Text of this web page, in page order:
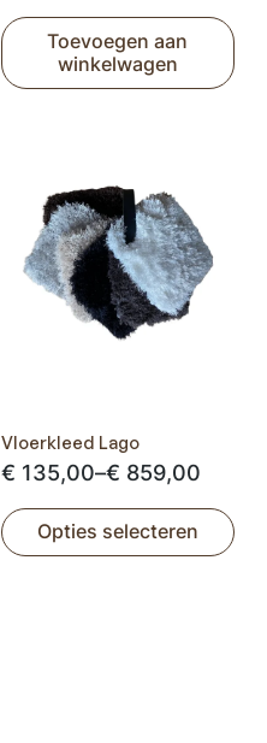
Toevoegen aan
winkelwagen
Vloerkleed Lago
€ 135,00–€ 859,00
Prijsklasse:
€ 135,00
tot
Opties selecteren